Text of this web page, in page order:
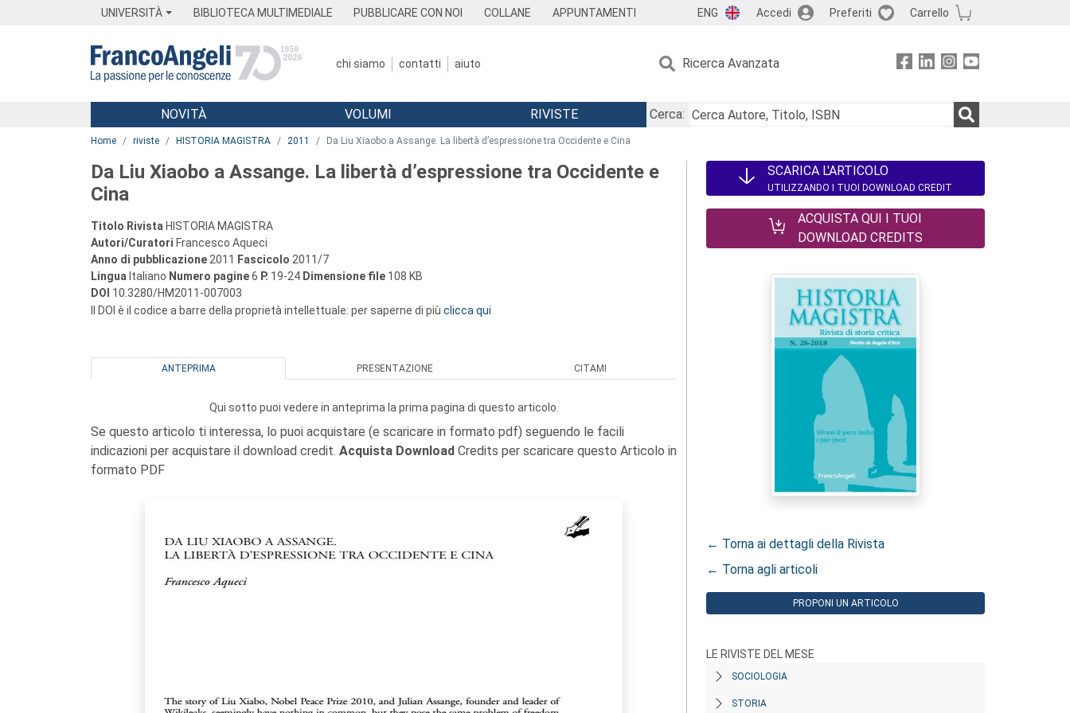
UNIVERSITÀ BIBLIOTECA MULTIMEDIALE PUBBLICARE CON NOI COLLANE APPUNTAMENTI ENG Accedi Preferiti Carrello
chi siamo contatti aiuto Ricerca Avanzata
Menu
NOVITÀ VOLUMI RIVISTE
Cerca:
Home riviste HISTORIA MAGISTRA 2011 Da Liu Xiaobo a Assange. La libertà d’espressione tra Occidente e Cina
Da Liu Xiaobo a Assange. La libertà d’espressione tra Occidente e
Cina
Titolo Rivista HISTORIA MAGISTRA
Autori/Curatori Francesco Aqueci
Anno di pubblicazione 2011 Fascicolo 2011/7
Lingua Italiano Numero pagine6 P. 19-24 Dimensione file 108 KB
DOI 10.3280/HM2011-007003
Il DOI è il codice a barre della proprietà intellettuale: per saperne di più clicca qui
ANTEPRIMA PRESENTAZIONE CITAMI
Qui sotto puoi vedere in anteprima la prima pagina di questo articolo.
Se questo articolo ti interessa, lo puoi acquistare (e scaricare in formato pdf) seguendo le facili
indicazioni per acquistare il download credit. Acquista Download Credits per scaricare questo Articolo in
formato PDF
SCARICA L'ARTICOLO
UTILIZZANDO I TUOI DOWNLOAD CREDIT
ACQUISTA QUI I TUOI
DOWNLOAD CREDITS
← Torna ai dettagli della Rivista
← Torna agli articoli
PROPONI UN ARTICOLO
LE RIVISTE DEL MESE
SOCIOLOGIA
STORIA